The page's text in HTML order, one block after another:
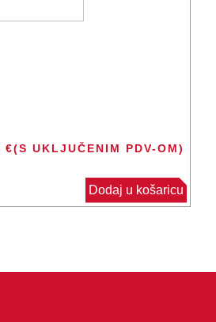
€(S UKLJUČENIM PDV-OM)
Dodaj u košaricu